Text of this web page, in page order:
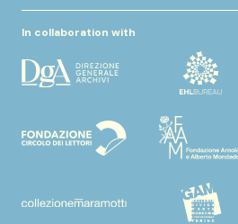
In collaboration with